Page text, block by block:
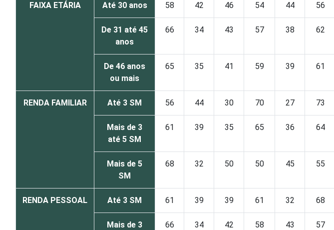
FAIXA ETÁRIA Até 30 anos 58 42 46 54 44 56
De 31 até 45
anos
66 34 43 57 38 62
De 46 anos
ou mais
65 35 41 59 39 61
RENDA FAMILIAR Até 3 SM 56 44 30 70 27 73
Mais de 3
até 5 SM
61 39 35 65 36 64
Mais de 5
SM
68 32 50 50 45 55
RENDA PESSOAL Até 3 SM 61 39 39 61 32 68
Mais de 3
66 34 42 58 43 57